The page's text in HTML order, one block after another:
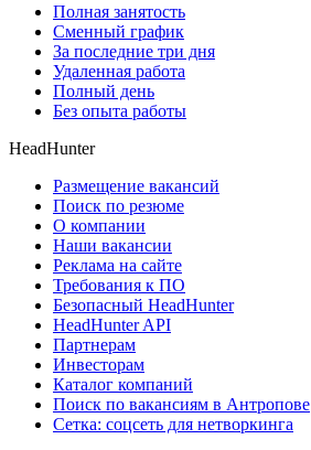
Полная занятость
Сменный график
За последние три дня
Удаленная работа
Полный день
Без опыта работы
HeadHunter
Размещение вакансий
Поиск по резюме
О компании
Наши вакансии
Реклама на сайте
Требования к ПО
Безопасный HeadHunter
HeadHunter API
Партнерам
Инвесторам
Каталог компаний
Поиск по вакансиям в Антропове
Сетка: соцсеть для нетворкинга